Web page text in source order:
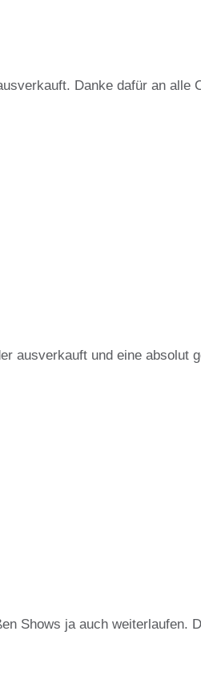
Danke dafür an alle
ausverkauft und eine absolut
Shows ja auch